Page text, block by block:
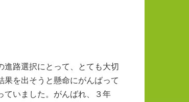
進路選択にとって、とても大切
を出そうと懸命にがんばって
ていました。がんばれ、３年